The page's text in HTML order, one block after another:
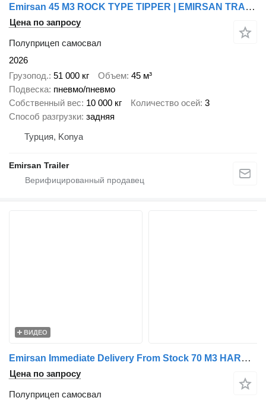
Emirsan 45 M3 ROCK TYPE TIPPER | EMIRSAN TRAILER
Цена по запросу
Полуприцеп самосвал
2026
Грузопод. 51 000 кг Объем 45 м³
Подвеска пневмо/пневмо
Собственный вес 10 000 кг Количество осей 3
Способ разгрузки задняя
Турция, Konya
Emirsan Trailer
ВИДЕО
Emirsan Immediate Delivery From Stock 70 M3 HARDOX ACCORDION TIPPER
Цена по запросу
Полуприцеп самосвал